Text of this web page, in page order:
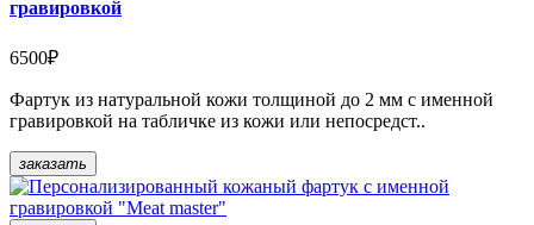
гравировкой
6500₽
Фартук из натуральной кожи толщиной до 2 мм с именной
гравировкой на табличке из кожи или непосредст..
заказать